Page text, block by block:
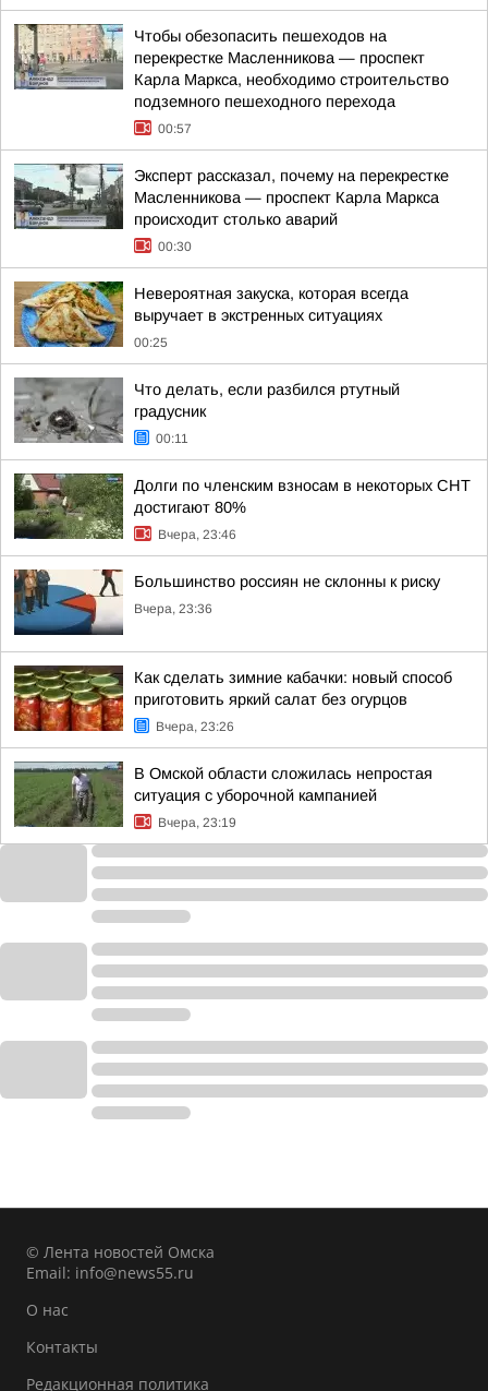
Чтобы обезопасить пешеходов на
перекрестке Масленникова — проспект
Карла Маркса, необходимо строительство
подземного пешеходного перехода
00:57
Эксперт рассказал, почему на перекрестке
Масленникова — проспект Карла Маркса
происходит столько аварий
00:30
Невероятная закуска, которая всегда
выручает в экстренных ситуациях
00:25
Что делать, если разбился ртутный
градусник
00:11
Долги по членским взносам в некоторых СНТ
достигают 80%
Вчера, 23:46
Большинство россиян не склонны к риску
Вчера, 23:36
Как сделать зимние кабачки: новый способ
приготовить яркий салат без огурцов
Вчера, 23:26
В Омской области сложилась непростая
ситуация с уборочной кампанией
Вчера, 23:19
© Лента новостей Омска
Email: info@news55.ru
О нас
Контакты
Редакционная политика